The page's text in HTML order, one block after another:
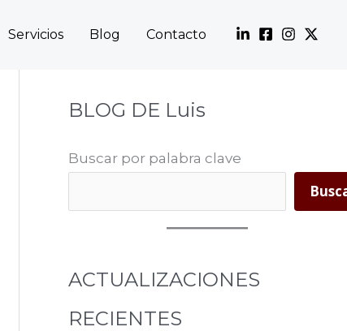
Servicios Blog Contacto
BLOG DE Luis
Buscar por palabra clave
ACTUALIZACIONES
RECIENTES